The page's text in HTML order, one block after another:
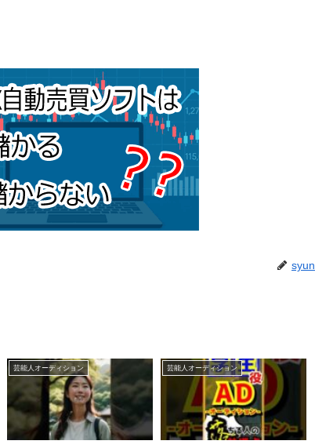
syun
芸能人オーディション 芸能人オーディション